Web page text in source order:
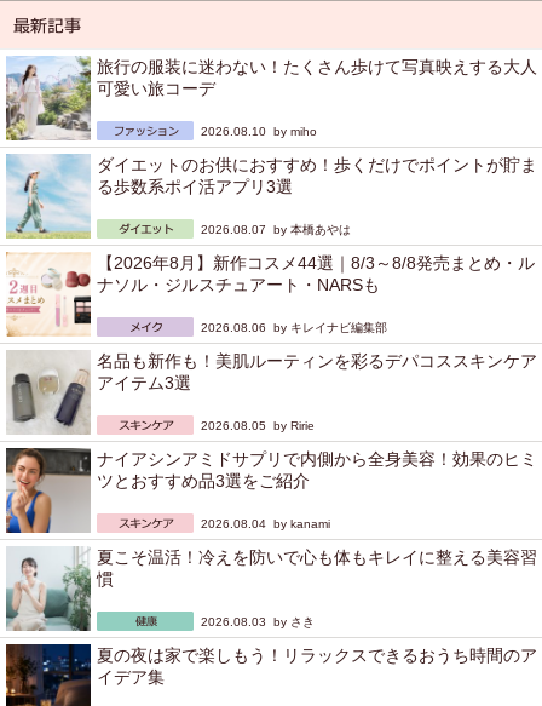
旅行の服装に迷わない！たくさん歩けて写真映えする大人
可愛い旅コーデ
2026.08.10 by miho
ダイエットのお供におすすめ！歩くだけでポイントが貯ま
る歩数系ポイ活アプリ3選
2026.08.07 by 本橋あやは
【2026年8月】新作コスメ44選｜8/3～8/8発売まとめ・ル
ナソル・ジルスチュアート・NARSも
2026.08.06 by キレイナビ編集部
名品も新作も！美肌ルーティンを彩るデパコススキンケア
アイテム3選
2026.08.05 by Ririe
ナイアシンアミドサプリで内側から全身美容！効果のヒミ
ツとおすすめ品3選をご紹介
2026.08.04 by kanami
夏こそ温活！冷えを防いで心も体もキレイに整える美容習
慣
2026.08.03 by さき
夏の夜は家で楽しもう！リラックスできるおうち時間のア
イデア集